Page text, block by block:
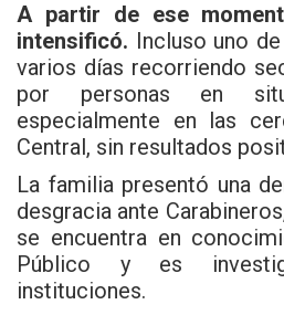
A partir de ese
intensificó. Incluso uno
varios días recorriendo
por personas en
especialmente en las
Central, sin resultados
La familia presentó una
desgracia ante
se encuentra en
Público y es
instituciones.